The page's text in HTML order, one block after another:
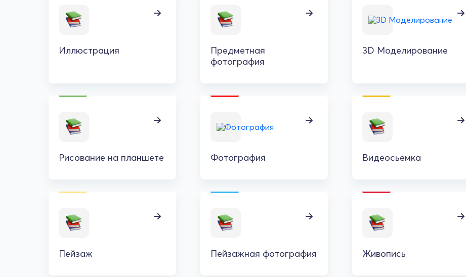
Иллюстрация
Предметная
фотография
3D Моделирование
Рисование на планшете Фотография Видеосьемка
Пейзаж Пейзажная фотография Живопись